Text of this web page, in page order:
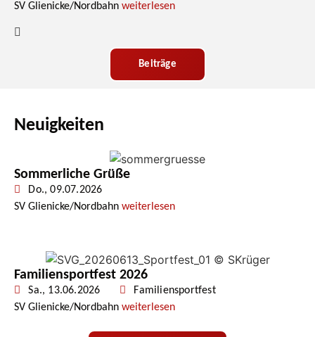
SV Glienicke/Nordbahn weiterlesen
Beiträge
Neuigkeiten
Sommerliche Grüße
Do., 09.07.2026
SV Glienicke/Nordbahn weiterlesen
Familiensportfest 2026
Sa., 13.06.2026
Familiensportfest
SV Glienicke/Nordbahn weiterlesen